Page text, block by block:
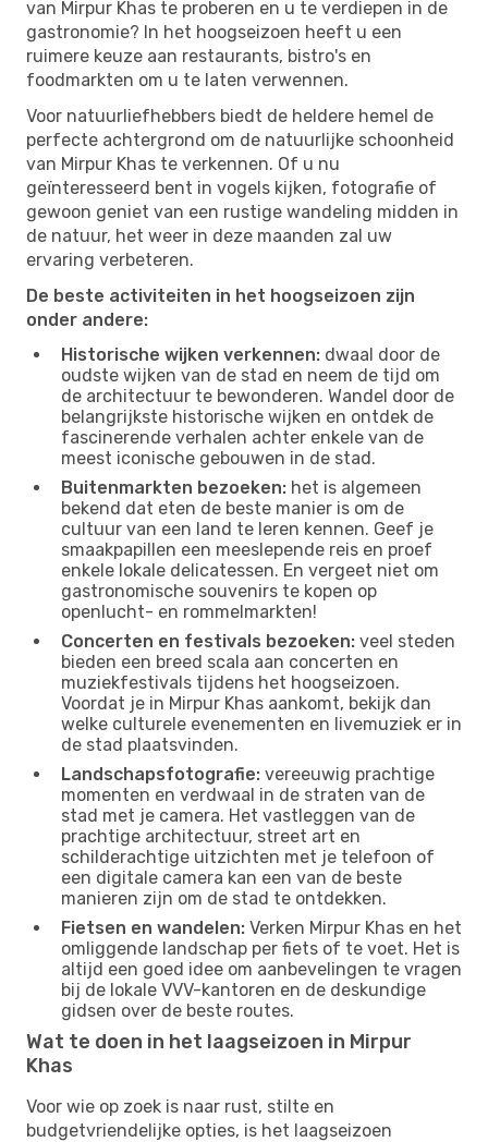
van Mirpur Khas te proberen en u te verdiepen in de
gastronomie? In het hoogseizoen heeft u een
ruimere keuze aan restaurants, bistro's en
foodmarkten om u te laten verwennen.
Voor natuurliefhebbers biedt de heldere hemel de
perfecte achtergrond om de natuurlijke schoonheid
van Mirpur Khas te verkennen. Of u nu
geïnteresseerd bent in vogels kijken, fotografie of
gewoon geniet van een rustige wandeling midden in
de natuur, het weer in deze maanden zal uw
ervaring verbeteren.
De beste activiteiten in het hoogseizoen zijn
onder andere:
Historische wijken verkennen: dwaal door de
oudste wijken van de stad en neem de tijd om
de architectuur te bewonderen. Wandel door de
belangrijkste historische wijken en ontdek de
fascinerende verhalen achter enkele van de
meest iconische gebouwen in de stad.
Buitenmarkten bezoeken: het is algemeen
bekend dat eten de beste manier is om de
cultuur van een land te leren kennen. Geef je
smaakpapillen een meeslepende reis en proef
enkele lokale delicatessen. En vergeet niet om
gastronomische souvenirs te kopen op
openlucht- en rommelmarkten!
Concerten en festivals bezoeken: veel steden
bieden een breed scala aan concerten en
muziekfestivals tijdens het hoogseizoen.
Voordat je in Mirpur Khas aankomt, bekijk dan
welke culturele evenementen en livemuziek er in
de stad plaatsvinden.
Landschapsfotografie: vereeuwig prachtige
momenten en verdwaal in de straten van de
stad met je camera. Het vastleggen van de
prachtige architectuur, street art en
schilderachtige uitzichten met je telefoon of
een digitale camera kan een van de beste
manieren zijn om de stad te ontdekken.
Fietsen en wandelen: Verken Mirpur Khas en het
omliggende landschap per fiets of te voet. Het is
altijd een goed idee om aanbevelingen te vragen
bij de lokale VVV-kantoren en de deskundige
gidsen over de beste routes.
Wat te doen in het laagseizoen in Mirpur
Khas
Voor wie op zoek is naar rust, stilte en
budgetvriendelijke opties, is het laagseizoen